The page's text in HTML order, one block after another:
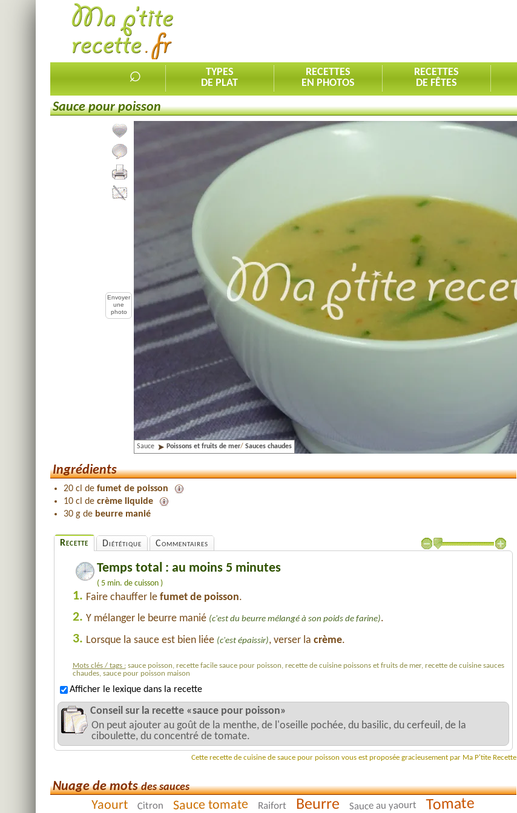
⌕
TYPES
DE PLAT
RECETTES
EN PHOTOS
RECETTES
DE FÊTES
Sauce pour poisson
Imprimer la recette
Partager cette recette
Envoyer
une
photo
Sauce Poissons et fruits de mer/ Sauces chaudes
Ingrédients
20 cl de fumet de poisson
10 cl de crème liquide
30 g de beurre manié
Recette Diététique Commentaires
Temps total : au moins 5 minutes
( 5 min. de cuisson )
1. Faire chauffer le fumet de poisson.
2. Y mélanger le beurre manié (c'est du beurre mélangé à son poids de farine).
3. Lorsque la sauce est bien liée (c'est épaissir), verser la crème.
Mots clés / tags : sauce poisson, recette facile sauce pour poisson, recette de cuisine poissons et fruits de mer, recette de cuisine sauces
chaudes, sauce pour poisson maison
Afficher le lexique dans la recette
Conseil sur la recette «sauce pour poisson»
On peut ajouter au goût de la menthe, de l'oseille pochée, du basilic, du cerfeuil, de la
ciboulette, du concentré de tomate.
Cette recette de cuisine de sauce pour poisson vous est proposée gracieusement par Ma P'tite Recette
Nuage de motsdes sauces
Yaourt Citron Sauce tomate Raifort Beurre Sauce au yaourt Tomate